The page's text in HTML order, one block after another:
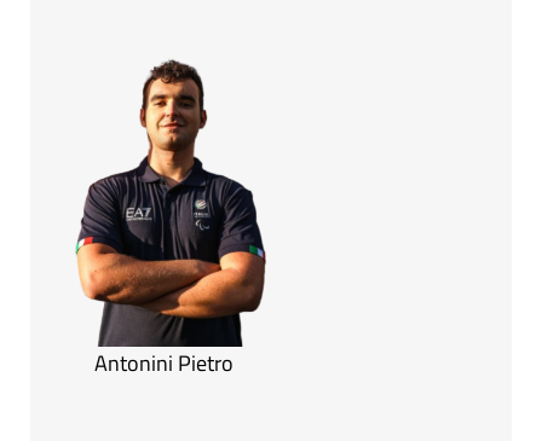
Antonini Pietro